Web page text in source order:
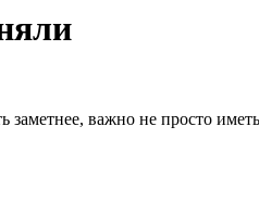
важно не просто